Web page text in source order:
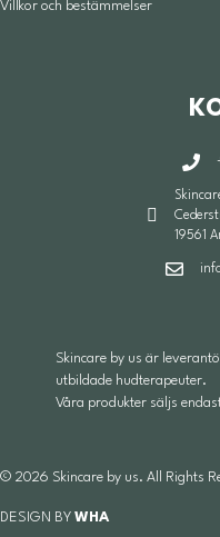
Villkor och bestämmelser
19561
Skincare by us är
utbildade hudterapeuter.
Våra produkter säljs
© 2026 Skincare by us. All Rights
DESIGN BY WHA